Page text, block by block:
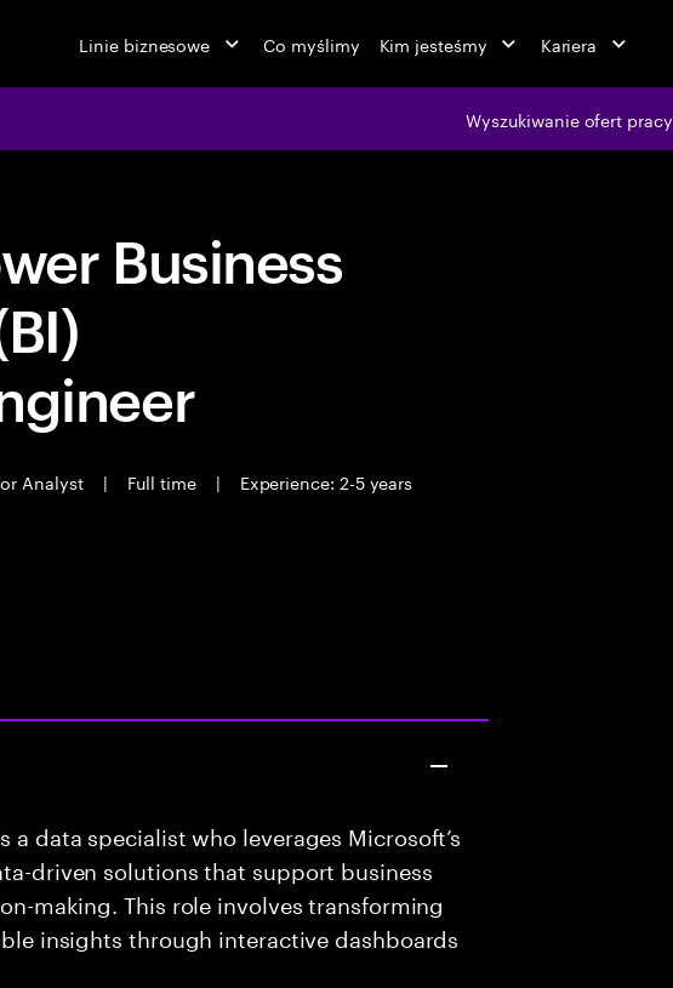
Linie biznesowe Co myślimy Kim jesteśmy Kariera
Wyszukiwanie ofert pracy
Business
Analyst | Full time |
Experience: 2-5 years
a data specialist who leverages Microsoft’s
driven solutions that support business
making. This role involves transforming
insights through interactive dashboards